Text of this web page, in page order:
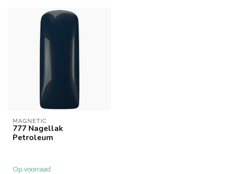
MAGNETIC
777 Nagellak
Petroleum
Op voorraad